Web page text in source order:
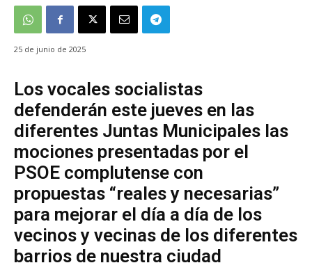
25 de junio de 2025
Los vocales socialistas
defenderán este jueves en las
diferentes Juntas Municipales las
mociones presentadas por el
PSOE complutense con
propuestas “reales y necesarias”
para mejorar el día a día de los
vecinos y vecinas de los diferentes
barrios de nuestra ciudad